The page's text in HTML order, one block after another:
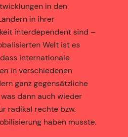
in den
in ihrer
interdependent sind –
Welt ist es
internationale
in verschiedenen
ganz gegensätzliche
dann auch wieder
radikal rechte bzw.
haben müsste.